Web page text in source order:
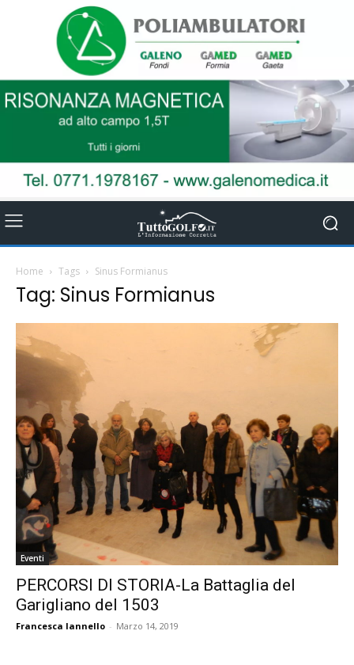
Home Tags Sinus Formianus
Tag: Sinus Formianus
Eventi
PERCORSI DI STORIA-La Battaglia del
Garigliano del 1503
Francesca Iannello - Marzo 14, 2019